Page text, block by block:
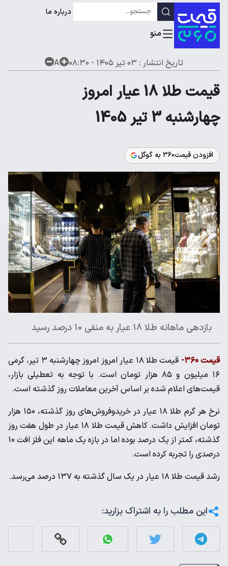
درباره ما
تاریخ انتشار : ۰۳ تیر ۱۴۰۵ - ۰۸:۳۰ A
قیمت طلا 18 عیار امروز
چهارشنبه 3 تیر 1405
افزودن قیمت۳۶۰ به گوگل
بازدهی ماهانه طلا ۱۸ عیار به منفی ۱۰ درصد رسید
قیمت ۳۶۰-
قیمت طلا ۱۸ عیار امروز امروز چهارشنبه ۳ تیر، گرمی
۱۶ میلیون و ۸۵ هزار تومان است. با توجه به تعطیلی بازار،
قیمت‌های اعلام شده بر اساس آخرین معاملات روز گذشته است.
نرخ هر گرم طلا ۱۸ عیار در خریدوفروش‌های روز گذشته، ۱۵۰ هزار
تومان افزایش داشت. کاهش قیمت طلا ۱۸ عیار در طول هفت روز
گذشته، کمتر از یک درصد بوده اما در بازه یک ماهه این فلز افت ۱۰
درصدی را تجربه کرده است.
رشد قیمت طلا ۱۸ عیار در یک سال گذشته به ۱۳۷ درصد می‌رسد.
این مطلب را به اشتراک بزارید: